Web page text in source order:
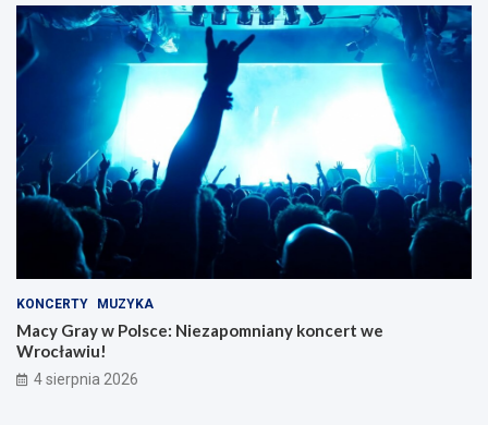
KONCERTY MUZYKA
Macy Gray w Polsce: Niezapomniany koncert we
Wrocławiu!
4 sierpnia 2026